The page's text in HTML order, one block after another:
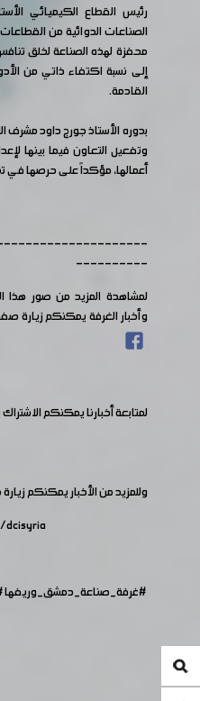
رئيس القطاع الكيميائي
الصناعات الدوائية من
محفزة لهذه الصناعة لخلق
إلى نسبة اكتفاء ذاتي من
القادمة.
بدوره الأستاذ جورج داود مشرف
وتفعيل التعاون فيما بينها
أعمالها، مؤكداً على حرصها في
----------
لمشاهدة المزيد من صور هذا
وأخبار الغرفة يمكنكم زيارة
لمتابعة أخبارنا يمكنكم
وللمزيد من الأخبار يمكنكم
#غرفة_صناعة_دمشق_وريفها